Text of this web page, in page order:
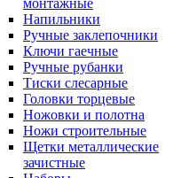
монтажные
Напильники
Ручные заклепочники
Ключи гаечные
Ручные рубанки
Тиски слесарные
Головки торцевые
Ножовки и полотна
Ножи строительные
Щетки металлические
зачистные